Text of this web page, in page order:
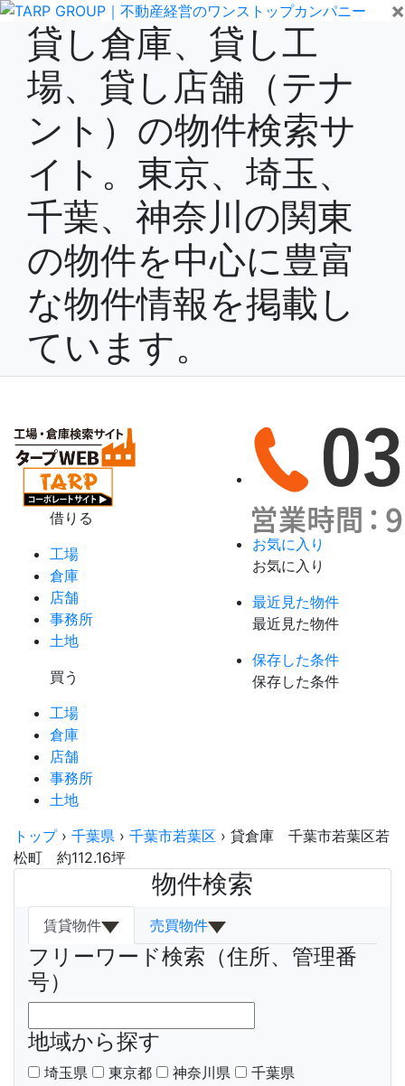
×
貸し倉庫、貸し工
場、貸し店舗（テナ
ント）の物件検索サ
イト。東京、埼玉、
千葉、神奈川の関東
の物件を中心に豊富
な物件情報を掲載し
ています。
借りる
工場
倉庫
店舗
事務所
土地
買う
工場
倉庫
店舗
事務所
土地
お気に入り
お気に入り
最近見た物件
最近見た物件
保存した条件
保存した条件
トップ› 千葉県 › 千葉市若葉区 › 貸倉庫 千葉市若葉区若
松町 約112.16坪
物件検索
賃貸物件 売買物件
フリーワード検索（住所、管理番
号）
地域から探す
埼玉県 東京都 神奈川県 千葉県